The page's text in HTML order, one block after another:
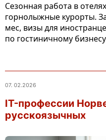
Сезонная работа в
горнолыжные курорты.
мес, визы для
по гостиничному
07. 02.2026
IT-профессии
русскоязычных